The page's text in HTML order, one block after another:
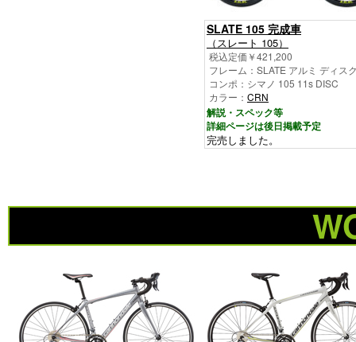
SLATE 105 完成車
（スレート 105）
税込定価￥421,200
フレーム：SLATE アルミ ディス
コンポ：シマノ 105 11s DISC
カラー： CRN
解説・スペック等
詳細ページは後日掲載予定
完売しました。